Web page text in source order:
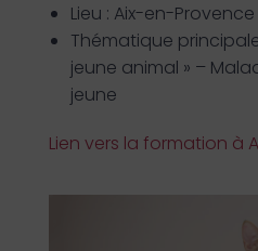
Lieu : Aix-en-Provence
Thématique
jeune animal » –
jeune
Lien vers la formation à